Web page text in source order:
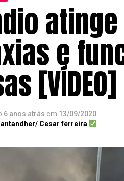
e
[VÍDEO]
6 anos atrás em 13/09/2020
Cesar ferreira